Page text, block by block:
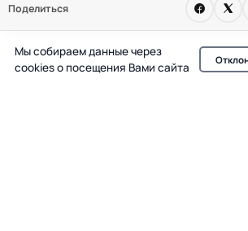
Поделиться
Расследование выявило
Масштабная операция
Мы собираем данные через
cookies о посещения Вами сайта